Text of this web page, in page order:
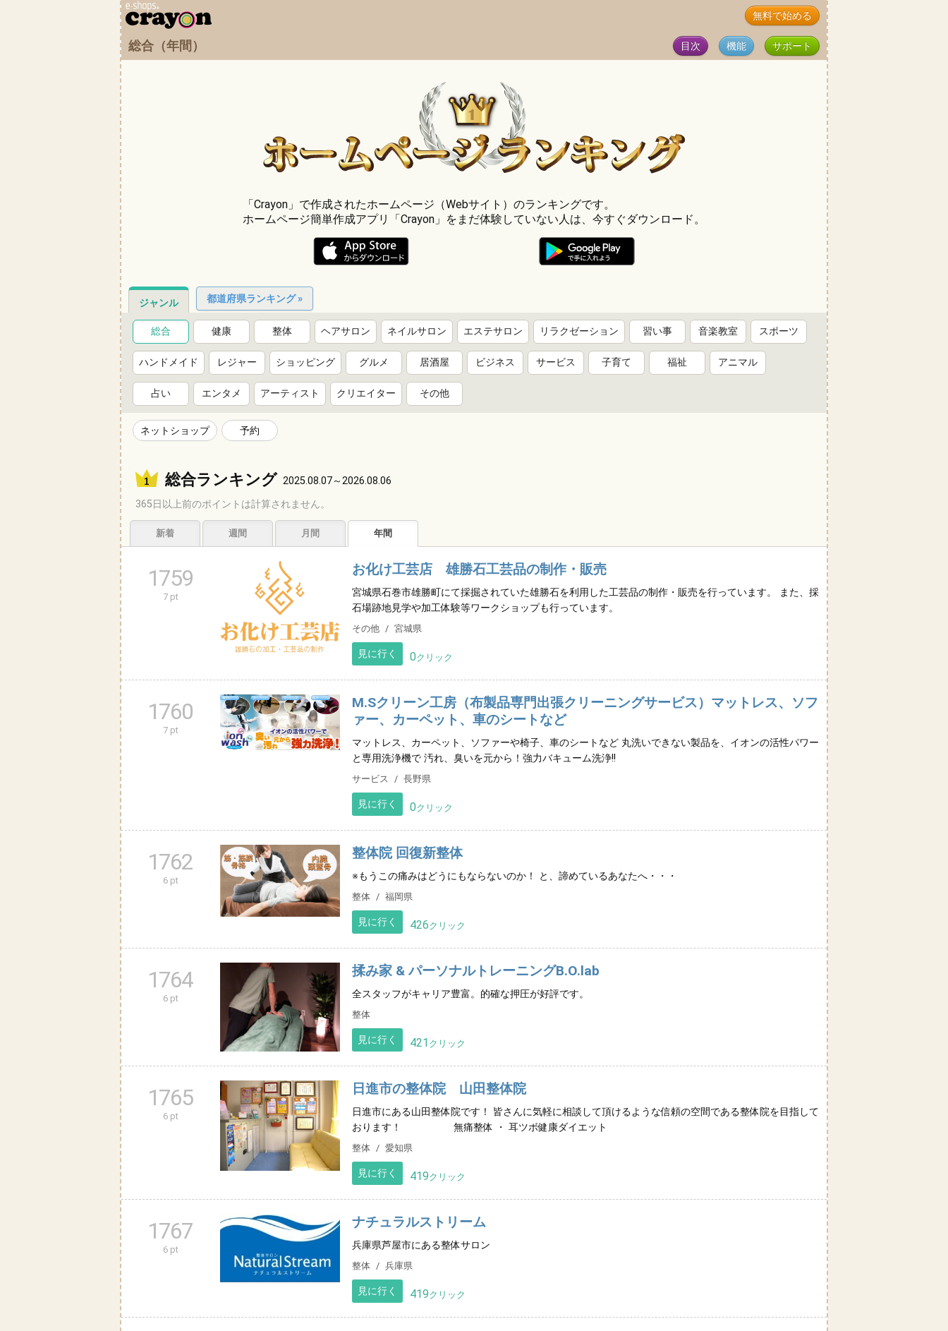
無料で始める
目次 機能 サポート
総合（年間）
「Crayon」で作成されたホームページ（Webサイト）のランキングです。
ホームページ簡単作成アプリ「Crayon」をまだ体験していない人は、今すぐダウンロード。
ジャンル 都道府県ランキング »
総合 健康 整体 ヘアサロン ネイルサロン エステサロン リラクゼーション 習い事 音楽教室 スポーツ
ハンドメイド レジャー ショッピング グルメ 居酒屋 ビジネス サービス 子育て 福祉 アニマル
占い エンタメ アーティスト クリエイター その他
ネットショップ 予約
総合ランキング 2025.08.07～2026.08.06
365日以上前のポイントは計算されません。
新着 週間 月間 年間
1759
7 pt
お化け工芸店 雄勝石工芸品の制作・販売
宮城県石巻市雄勝町にて採掘されていた雄勝石を利用した工芸品の制作・販売を行っています。 また、採
石場跡地見学や加工体験等ワークショップも行っています。
その他 宮城県
見に行く 0クリック
1760
7 pt
M.Sクリーン工房（布製品専門出張クリーニングサービス）マットレス、ソフ
ァー、カーペット、車のシートなど
マットレス、カーペット、ソファーや椅子、車のシートなど 丸洗いできない製品を、イオンの活性パワー
と専用洗浄機で 汚れ、臭いを元から！強力バキューム洗浄!!
サービス 長野県
見に行く 0クリック
1762
6 pt
整体院 回復新整体
※もうこの痛みはどうにもならないのか！ と、諦めているあなたへ・・・
整体 福岡県
見に行く 426クリック
1764
6 pt
揉み家 & パーソナルトレーニングB.O.lab
全スタッフがキャリア豊富。的確な押圧が好評です。
整体
見に行く 421 クリック
1765
6 pt
日進市の整体院 山田整体院
日進市にある山田整体院です！ 皆さんに気軽に相談して頂けるような信頼の空間である整体院を目指して
おります！ 無痛整体 ・ 耳ツボ健康ダイエット
整体 愛知県
見に行く 419クリック
1767
6 pt
ナチュラルストリーム
兵庫県芦屋市にある整体サロン
整体 兵庫県
見に行く 419クリック